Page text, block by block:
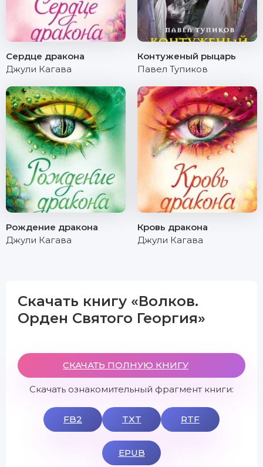
Сердце дракона
Джули Кагава
Контуженый рыцарь
Павел Тупиков
Рождение дракона
Джули Кагава
Кровь дракона
Джули Кагава
Скачать книгу «Волков.
Орден Святого Георгия»
СКАЧАТЬ ПОЛНУЮ КНИГУ
Скачать ознакомительный фрагмент книги:
FB2 TXT RTF
EPUB